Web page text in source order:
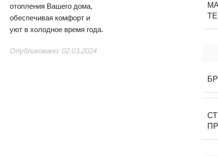
отопления Вашего дома,
обеспечивая комфорт и
уют в холодное время года.
Опубликовано: 02.03.2024